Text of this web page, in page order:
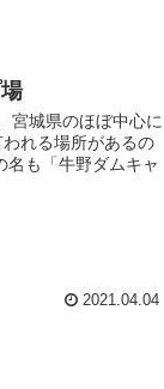
宮城県のほぼ中心に
れる場所があるの
名も「牛野ダムキャ
2021.04.04